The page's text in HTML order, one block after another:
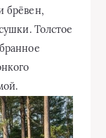
брёвен,
Толстое